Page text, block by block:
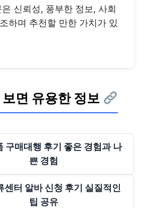
신뢰성, 풍부한 정보, 사회
하며 추천할 만한 가치가 있
보면 유용한 정보
구매대행 후기 좋은 경험과 나
쁜 경험
센터 알바 신청 후기 실질적인
팁 공유